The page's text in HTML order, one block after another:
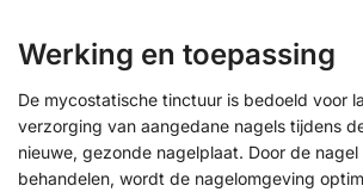
Werking en toepassing
De mycostatische tinctuur is bedoeld voor
verzorging van aangedane nagels tijdens
nieuwe, gezonde nagelplaat. Door de
behandelen, wordt de nagelomgeving